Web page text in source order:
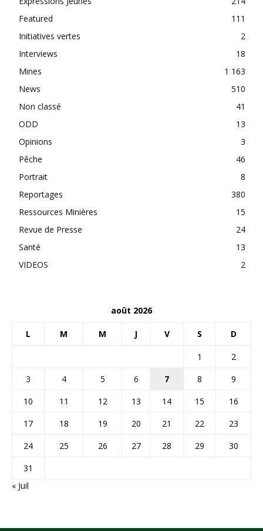
Featured
111
Initiatives vertes
2
Interviews
18
Mines
1 163
News
510
Non classé
41
ODD
13
Opinions
3
Pêche
46
Portrait
8
Reportages
380
Ressources Minières
15
Revue de Presse
24
Santé
13
VIDEOS
2
août 2026
L M M J V S D
1
2
3
4 5 6 7 8
9
10
11 12 13 14 15
16
17
18 19 20 21 22
23
24
25 26 27 28 29
30
31
« Juil